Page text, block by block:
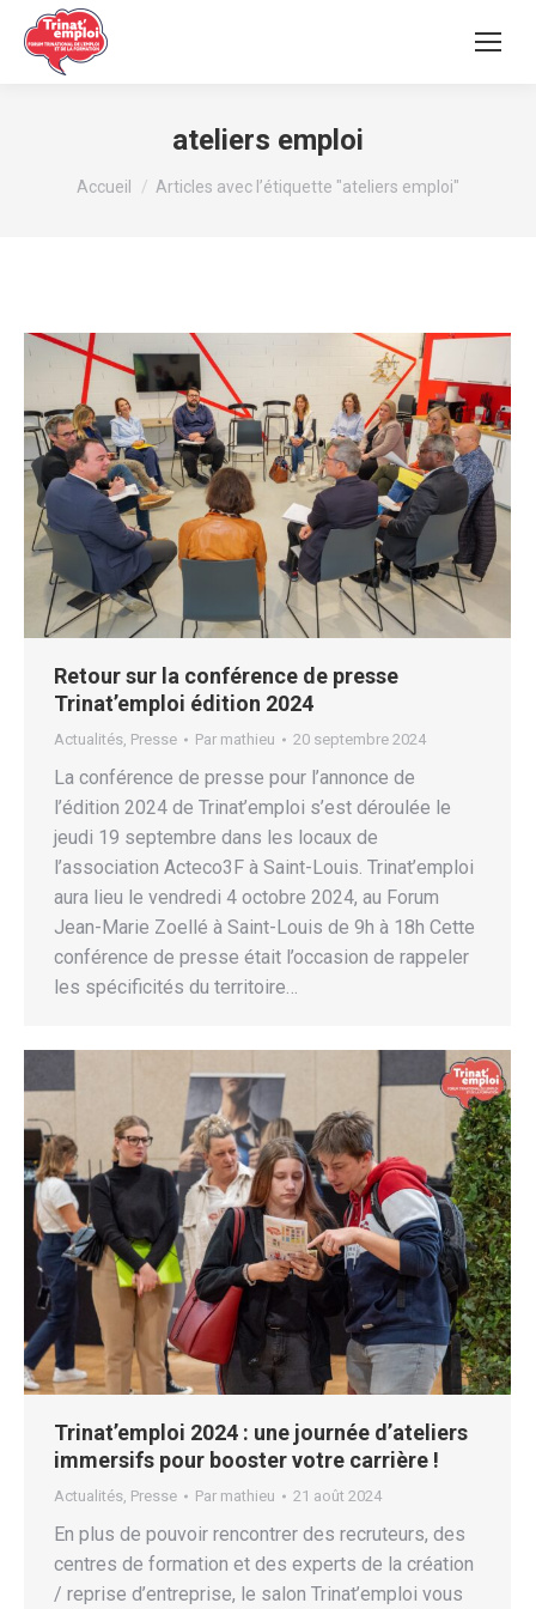
ateliers emploi
Vous êtes ici :
Accueil Articles avec l’étiquette "ateliers emploi"
Retour sur la conférence de presse
Trinat’emploi édition 2024
Actualités, Presse Par mathieu 20 septembre 2024
La conférence de presse pour l’annonce de
l’édition 2024 de Trinat’emploi s’est déroulée le
jeudi 19 septembre dans les locaux de
l’association Acteco3F à Saint-Louis. Trinat’emploi
aura lieu le vendredi 4 octobre 2024, au Forum
Jean-Marie Zoellé à Saint-Louis de 9h à 18h Cette
conférence de presse était l’occasion de rappeler
les spécificités du territoire…
Trinat’emploi 2024 : une journée d’ateliers
immersifs pour booster votre carrière !
Actualités, Presse Par mathieu 21 août 2024
En plus de pouvoir rencontrer des recruteurs, des
centres de formation et des experts de la création
/ reprise d’entreprise, le salon Trinat’emploi vous